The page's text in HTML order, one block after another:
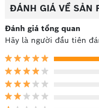
Hình ảnh: Cáp điều
ĐÁNH GIÁ VỀ SẢN
Đánh giá tổng quan
Hãy là người đầu tiên